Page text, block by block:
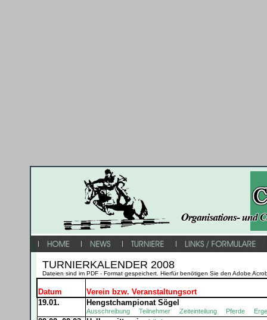
TURNIERKALENDER 2008
Dateien sind im PDF - Format gespeichert. Hierfür benötigen Sie den Adobe
Datum
Verein bzw. Veranstaltungsort
19.01.
Hengstchampionat Sögel
Ausschreibung Teilnehmer Zeiteinteilung Pferde